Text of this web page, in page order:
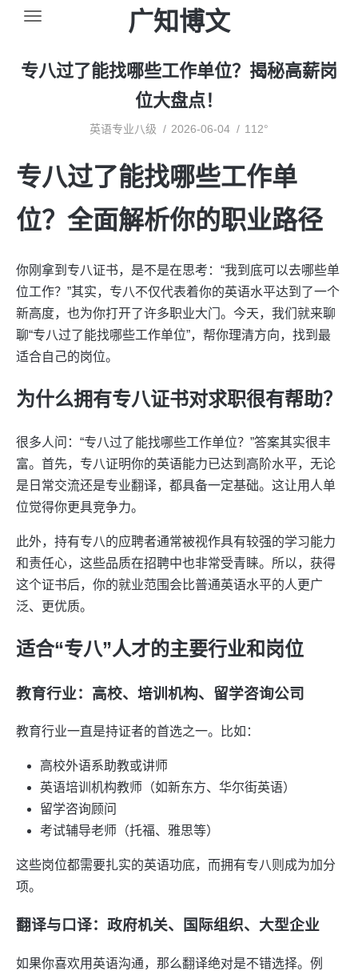
广知博文
专八过了能找哪些工作单位？揭秘高薪岗
位大盘点！
英语专业八级 2026-06-04 112°
专八过了能找哪些工作单
位？全面解析你的职业路径
你刚拿到专八证书，是不是在思考：“我到底可以去哪些单
位工作？”其实，专八不仅代表着你的英语水平达到了一个
新高度，也为你打开了许多职业大门。今天，我们就来聊
聊“专八过了能找哪些工作单位”，帮你理清方向，找到最
适合自己的岗位。
为什么拥有专八证书对求职很有帮助？
很多人问：“专八过了能找哪些工作单位？”答案其实很丰
富。首先，专八证明你的英语能力已达到高阶水平，无论
是日常交流还是专业翻译，都具备一定基础。这让用人单
位觉得你更具竞争力。
此外，持有专八的应聘者通常被视作具有较强的学习能力
和责任心，这些品质在招聘中也非常受青睐。所以，获得
这个证书后，你的就业范围会比普通英语水平的人更广
泛、更优质。
适合“专八”人才的主要行业和岗位
教育行业：高校、培训机构、留学咨询公司
教育行业一直是持证者的首选之一。比如：
高校外语系助教或讲师
英语培训机构教师（如新东方、华尔街英语）
留学咨询顾问
考试辅导老师（托福、雅思等）
这些岗位都需要扎实的英语功底，而拥有专八则成为加分
项。
翻译与口译：政府机关、国际组织、大型企业
如果你喜欢用英语沟通，那么翻译绝对是不错选择。例